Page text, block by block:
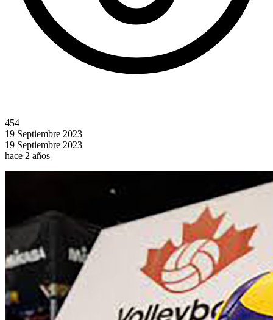
454
19 Septiembre 2023
19 Septiembre 2023
hace 2 años